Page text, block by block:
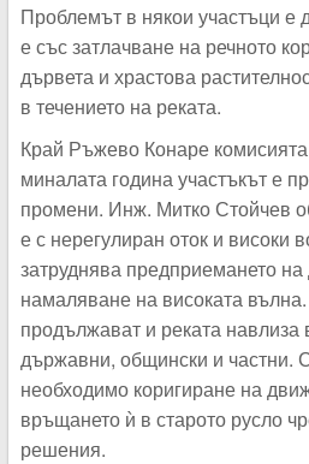
Проблемът в някои участъци е
е със затлачване на речното
дървета и храстова
в течението на реката.
Край Ръжево Конаре
миналата година участъкът е
промени. Инж. Митко Стойчев
е с нерегулиран оток и високи
затруднява предприемането на
намаляване на високата
продължават и реката навлиза
държавни, общински и частни.
необходимо коригиране на
връщането ѝ в старото русло
решения.